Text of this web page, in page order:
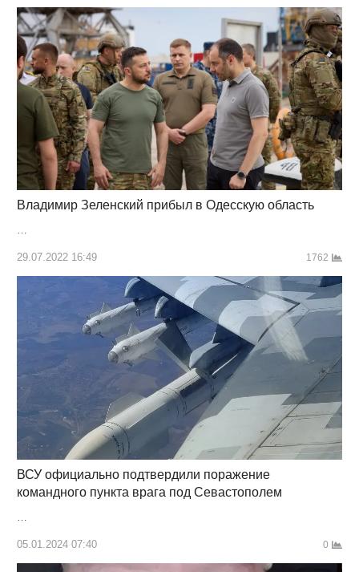
Владимир Зеленский прибыл в Одесскую область
…
29.07.2022 16:49 1762
ВСУ официально подтвердили поражение
командного пункта врага под Севастополем
05.01.2024 07:40 0